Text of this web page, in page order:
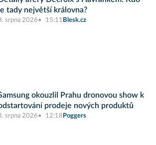
tady největší královna?
srpna 2026 15:11 Blesk.cz
okouzlil Prahu dronovou show k
prodeje nových produktů
srpna 2026 12:18 Poggers